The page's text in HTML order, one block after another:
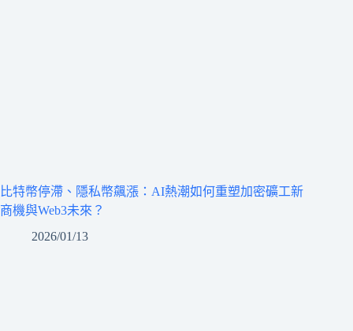
比特幣停滯、隱私幣飆漲：AI熱潮如何重塑加密礦工新
商機與Web3未來？
2026/01/13